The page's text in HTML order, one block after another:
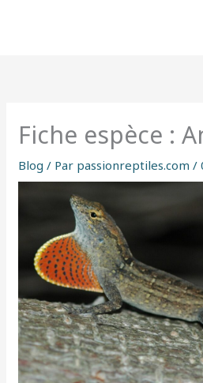
Fiche espèce :
Blog / Par passionreptiles.com/